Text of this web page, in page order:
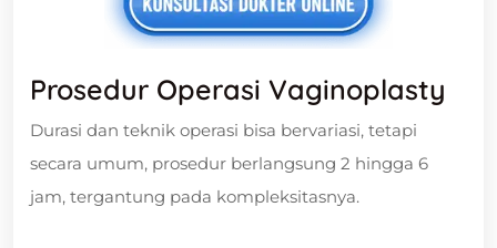
Prosedur Operasi Vaginoplasty
Durasi dan teknik operasi bisa bervariasi, tetapi
secara umum, prosedur berlangsung 2 hingga 6
jam, tergantung pada kompleksitasnya.